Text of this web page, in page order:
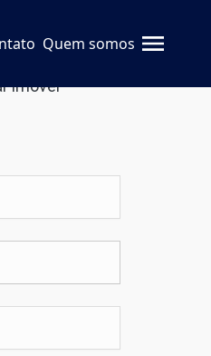
Quem somos
imóvel